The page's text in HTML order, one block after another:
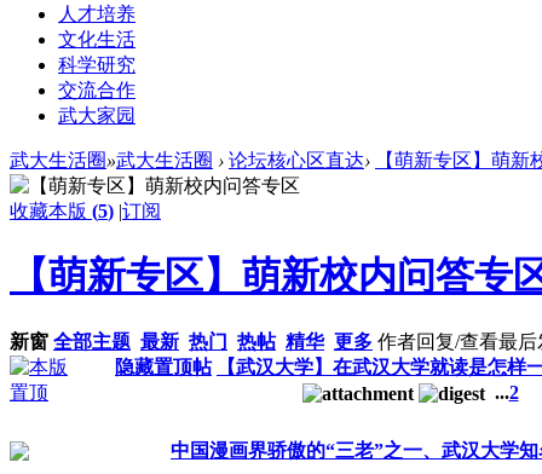
人才培养
文化生活
科学研究
交流合作
武大家园
武大生活圈»武大生活圈 › 论坛核心区直达› 【萌新专区】萌新
收藏本版 (5) |订阅
【萌新专区】萌新校内问答专
新窗 全部主题 最新 热门 热帖 精华 更多 作者回复/查看最后
隐藏置顶帖
【武汉大学】在武汉大学就读是怎样
...2
中国漫画界骄傲的“三老”之一、武汉大学